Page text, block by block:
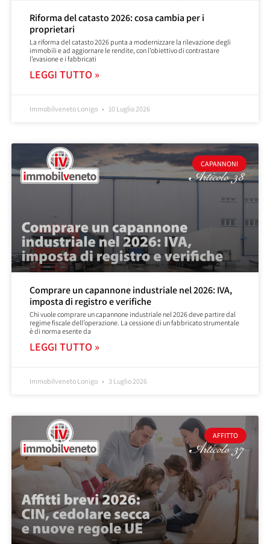
Riforma del catasto 2026: cosa cambia per i
proprietari
La riforma del catasto 2026 punta a modernizzare la rilevazione degli
immobili e ad aggiornare le rendite, con l’obiettivo di contrastare
l’evasione e i fabbricati
LEGGI TUTTO »
Immobilveneto Lonigo 10 Luglio 2026
CAPANNONI
Comprare un capannone industriale nel 2026: IVA,
imposta di registro e verifiche
Chi vuole comprare un capannone industriale nel 2026 deve partire dal
regime fiscale dell’operazione. La cessione di un fabbricato strumentale
è di norma esente da
LEGGI TUTTO »
Immobilveneto Lonigo 3 Luglio 2026
AFFITTO